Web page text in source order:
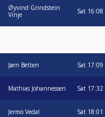
Øyvind Grindstein
Vinje
Sat 16:08
Jørn Betten Sat 17:09
Mathias Johannessen Sat 17:32
Jermo Vedal Sat 18:01